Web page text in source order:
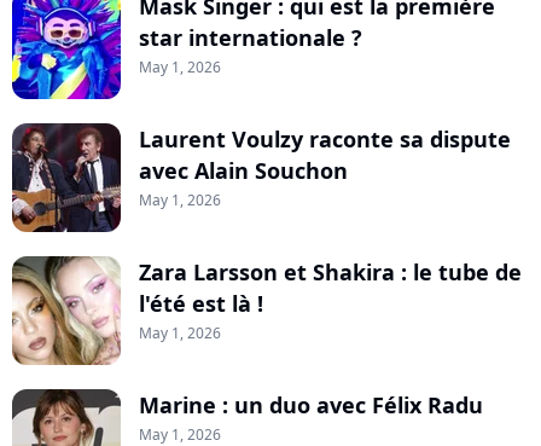
Mask Singer : qui est la première
star internationale ?
May 1, 2026
Laurent Voulzy raconte sa dispute
avec Alain Souchon
May 1, 2026
Zara Larsson et Shakira : le tube de
l'été est là !
May 1, 2026
Marine : un duo avec Félix Radu
May 1, 2026